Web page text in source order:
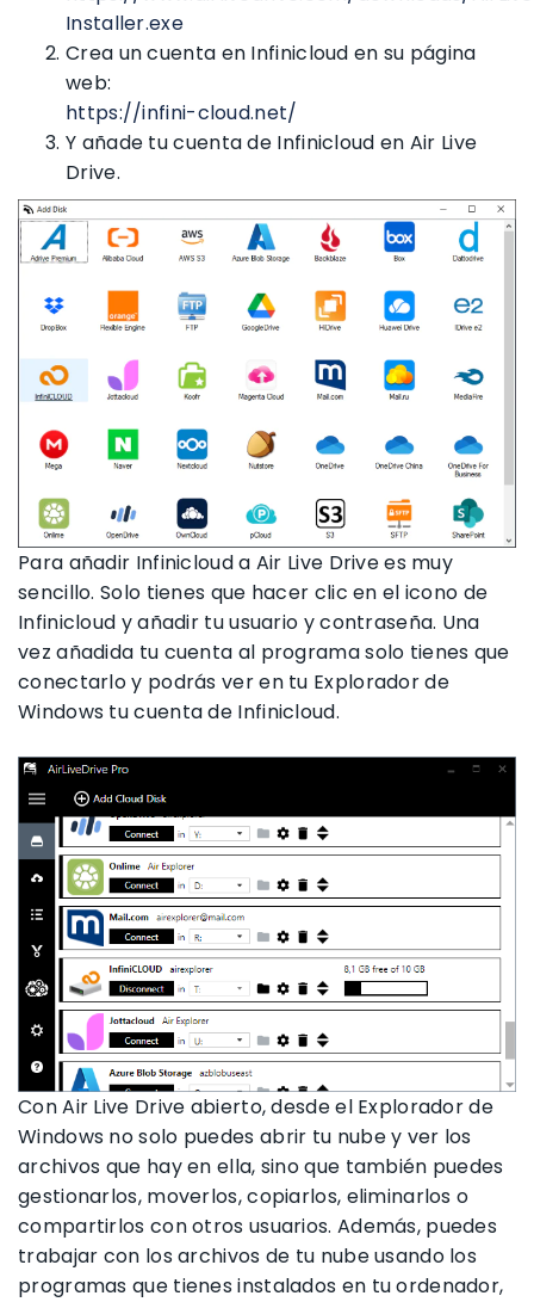
Installer.exe
Crea un cuenta en Infinicloud en su página
web:
https://infini-cloud.net/
Y añade tu cuenta de Infinicloud en Air Live
Drive.
Para añadir Infinicloud a Air Live Drive es muy
sencillo. Solo tienes que hacer clic en el icono de
Infinicloud y añadir tu usuario y contraseña. Una
vez añadida tu cuenta al programa solo tienes que
conectarlo y podrás ver en tu Explorador de
Windows tu cuenta de Infinicloud.
Con Air Live Drive abierto, desde el Explorador de
Windows no solo puedes abrir tu nube y ver los
archivos que hay en ella, sino que también puedes
gestionarlos, moverlos, copiarlos, eliminarlos o
compartirlos con otros usuarios. Además, puedes
trabajar con los archivos de tu nube usando los
programas que tienes instalados en tu ordenador,